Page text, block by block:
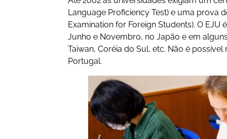
Language Proficiency Test) e uma prova
Examination for Foreign Students). O
Junho e Novembro, no Japão e em
Taiwan, Coréia do Sul, etc. Não é
Portugal.